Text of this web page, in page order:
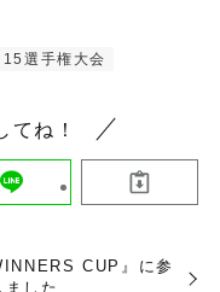
選手権大会
てね！
CUP』に参
ました